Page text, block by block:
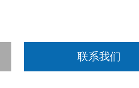
联系我们